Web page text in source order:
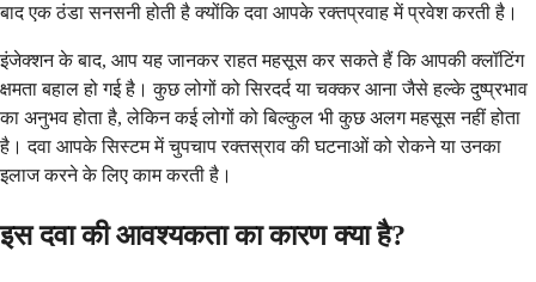
बाद एक ठंडा सनसनी होती है क्योंकि दवा आपके रक्तप्रवाह में प्रवेश करती है।
इंजेक्शन के बाद, आप यह जानकर राहत महसूस कर सकते हैं कि आपकी क्लॉटिंग
क्षमता बहाल हो गई है। कुछ लोगों को सिरदर्द या चक्कर आना जैसे हल्के दुष्प्रभाव
का अनुभव होता है, लेकिन कई लोगों को बिल्कुल भी कुछ अलग महसूस नहीं होता
है। दवा आपके सिस्टम में चुपचाप रक्तस्राव की घटनाओं को रोकने या उनका
इलाज करने के लिए काम करती है।
इस दवा की आवश्यकता का कारण क्या है?